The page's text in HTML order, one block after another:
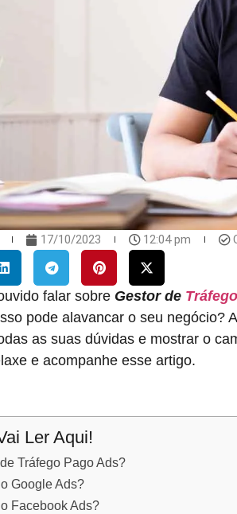
17/10/2023 12:04 pm
falar sobre Gestor de
pode alavancar o seu negócio? A
as suas dúvidas e mostrar o
e acompanhe esse artigo.
Ler Aqui!
Tráfego Pago Ads?
Google Ads?
Facebook Ads?